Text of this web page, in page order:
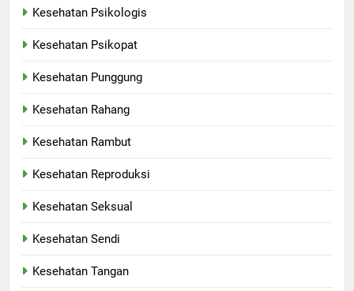
Kesehatan Psikologis
Kesehatan Psikopat
Kesehatan Punggung
Kesehatan Rahang
Kesehatan Rambut
Kesehatan Reproduksi
Kesehatan Seksual
Kesehatan Sendi
Kesehatan Tangan